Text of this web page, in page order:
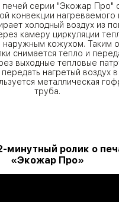
печей серии "Экожар Про"
конвекции нагреваемого
холодный воздух из
камеру циркуляции
наружным кожухом. Таким
снимается тепло и
выходные тепловые
нагретый воздух
металлическая
труба.
минутный ролик о
«Экожар Про»